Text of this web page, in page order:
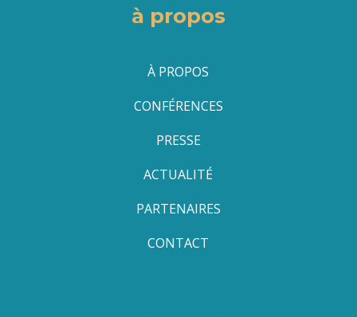
à propos
À PROPOS
CONFÉRENCES
PRESSE
ACTUALITÉ
PARTENAIRES
CONTACT